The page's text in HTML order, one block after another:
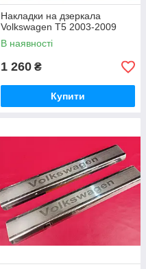
Накладки на дзеркала
Volkswagen T5 2003-2009
В наявності
1 260 ₴
Купити